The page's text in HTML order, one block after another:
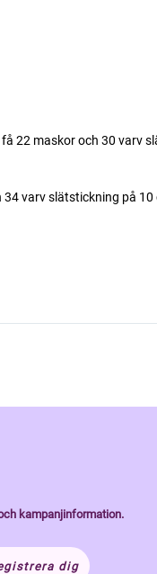
22 maskor och 30 varv
varv slätstickning på 10
kampanjinformation.
dig